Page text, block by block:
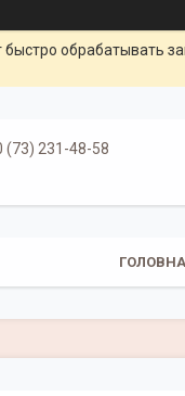
обрабатывать
(73) 231-48-58
ГОЛОВНА